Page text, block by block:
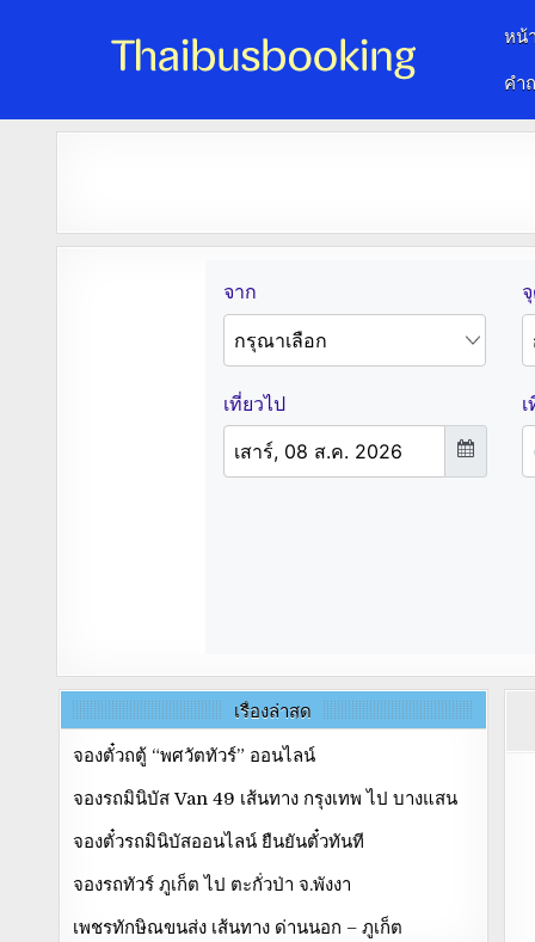
จองตั๋วรถออนไลน์ 24 ชั่วโมง
หน้
คำ
เรื่องล่าสุด
จองตั๋วถตู้ “พศวัตทัวร์” ออนไลน์
จองรถมินิบัส Van 49 เส้นทาง กรุงเทพ ไป บางแสน
จองตั๋วรถมินิบัสออนไลน์ ยืนยันตั๋วทันที
จองรถทัวร์ ภูเก็ต ไป ตะกั่วป่า จ.พังงา
เพชรทักษิณขนส่ง เส้นทาง ด่านนอก – ภูเก็ต